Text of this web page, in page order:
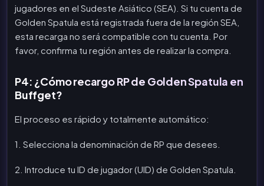
jugadores en el Sudeste Asiático (SEA). Si tu cuenta de
Golden Spatula está registrada fuera de la región SEA,
esta recarga no será compatible con tu cuenta. Por
favor, confirma tu región antes de realizar la compra.
P4: ¿Cómo recargo RP de Golden Spatula en
Buffget?
El proceso es rápido y totalmente automático:
1. Selecciona la denominación de RP que desees.
2. Introduce tu ID de jugador (UID) de Golden Spatula.